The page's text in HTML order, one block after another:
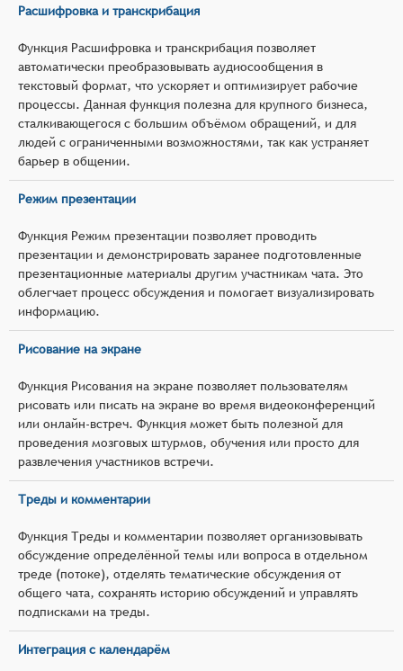
Расшифровка и транскрибация
Функция Расшифровка и транскрибация позволяет
автоматически преобразовывать аудиосообщения в
текстовый формат, что ускоряет и оптимизирует рабочие
процессы. Данная функция полезна для крупного бизнеса,
сталкивающегося с большим объёмом обращений, и для
людей с ограниченными возможностями, так как устраняет
барьер в общении.
Режим презентации
Функция Режим презентации позволяет проводить
презентации и демонстрировать заранее подготовленные
презентационные материалы другим участникам чата. Это
облегчает процесс обсуждения и помогает визуализировать
информацию.
Рисование на экране
Функция Рисования на экране позволяет пользователям
рисовать или писать на экране во время видеоконференций
или онлайн-встреч. Функция может быть полезной для
проведения мозговых штурмов, обучения или просто для
развлечения участников встречи.
Треды и комментарии
Функция Треды и комментарии позволяет организовывать
обсуждение определённой темы или вопроса в отдельном
треде (потоке), отделять тематические обсуждения от
общего чата, сохранять историю обсуждений и управлять
подписками на треды.
Интеграция с календарём